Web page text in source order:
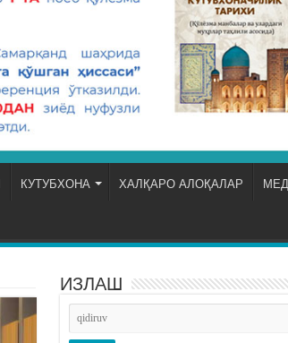
КУТУБХОНА ХАЛҚАРО АЛОҚАЛАР
ИЗЛАШ